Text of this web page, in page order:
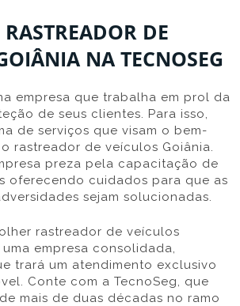
DE
NA TECNOSEG
empresa que trabalha em prol da
de seus clientes. Para isso,
de serviços que visam o bem-
rastreador de veículos Goiânia.
preza pela capacitação de
oferecendo cuidados para que as
sejam solucionadas.
rastreador de veículos
empresa consolidada,
trará um atendimento exclusivo
Conte com a TecnoSeg, que
mais de duas décadas no ramo